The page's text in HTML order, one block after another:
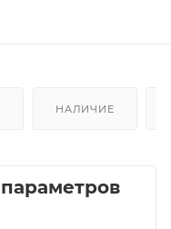
НАЛИЧИЕ